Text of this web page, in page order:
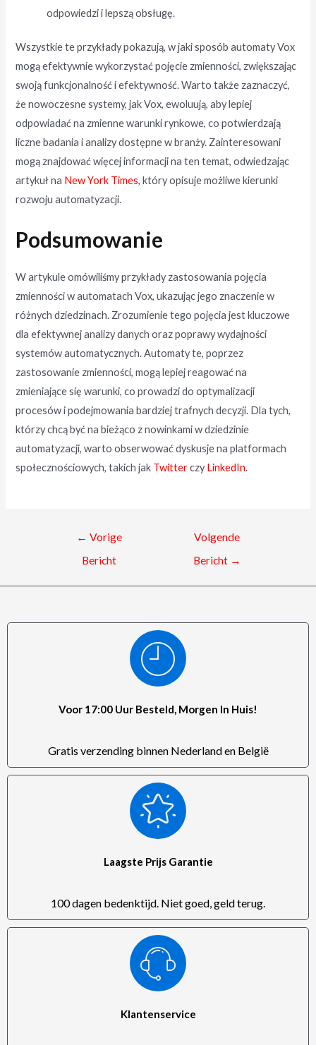
odpowiedzi i lepszą obsługę.
Wszystkie te przykłady pokazują, w jaki sposób automaty Vox
mogą efektywnie wykorzystać pojęcie zmienności, zwiększając
swoją funkcjonalność i efektywność. Warto także zaznaczyć,
że nowoczesne systemy, jak Vox, ewoluują, aby lepiej
odpowiadać na zmienne warunki rynkowe, co potwierdzają
liczne badania i analizy dostępne w branży. Zainteresowani
mogą znajdować więcej informacji na ten temat, odwiedzając
artykuł na New York Times, który opisuje możliwe kierunki
rozwoju automatyzacji.
Podsumowanie
W artykule omówiliśmy przykłady zastosowania pojęcia
zmienności w automatach Vox, ukazując jego znaczenie w
różnych dziedzinach. Zrozumienie tego pojęcia jest kluczowe
dla efektywnej analizy danych oraz poprawy wydajności
systemów automatycznych. Automaty te, poprzez
zastosowanie zmienności, mogą lepiej reagować na
zmieniające się warunki, co prowadzi do optymalizacji
procesów i podejmowania bardziej trafnych decyzji. Dla tych,
którzy chcą być na bieżąco z nowinkami w dziedzinie
automatyzacji, warto obserwować dyskusje na platformach
społecznościowych, takich jak TwitterczyLinkedIn.
← Vorige
Bericht
Volgende
Bericht →
Voor 17:00 Uur Besteld, Morgen In Huis!
Gratis verzending binnen Nederland en België
Laagste Prijs Garantie
100 dagen bedenktijd. Niet goed, geld terug.
Klantenservice